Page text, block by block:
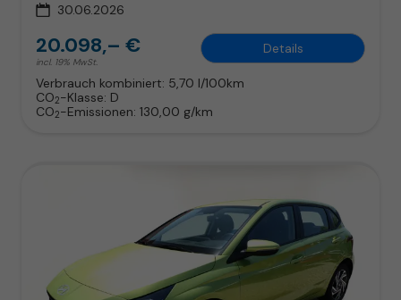
30.06.2026
20.098,– €
incl. 19% MwSt.
Details
Verbrauch kombiniert: 5,70 l/100km
CO2-Klasse: D
CO2-Emissionen: 130,00 g/km